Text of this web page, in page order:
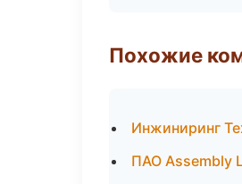
Похожие
Инжиниринг
ПАО Assembly